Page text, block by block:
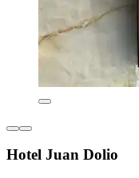
Hotel Juan Dolio